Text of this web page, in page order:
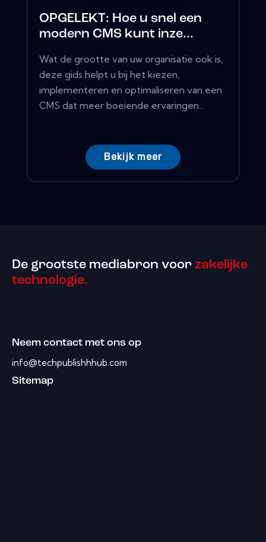
OPGELEKT: Hoe u snel een
modern CMS kunt inze...
Wat de grootte van uw organisatie ook is,
deze gids helpt u bij het kiezen,
implementeren en optimaliseren van een
CMS dat meer boeiende ervaringen...
Bekijk meer
De grootste mediabron voor zakelijke
technologie.
Neem contact met ons op
info@techpublishhhub.com
Sitemap